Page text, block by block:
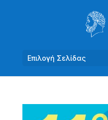
Επιλογή Σελίδας